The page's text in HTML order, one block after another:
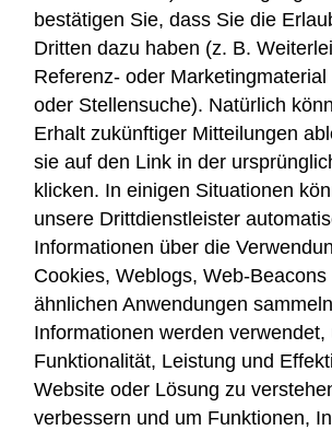
bestätigen Sie, dass Sie die
Dritten dazu haben (z. B.
Referenz- oder
oder Stellensuche). Natürlich
Erhalt zukünftiger Mitteilungen
sie auf den Link in der
klicken. In einigen Situationen
unsere Drittdienstleister
Informationen über die
Cookies, Weblogs, Web-Beacons
ähnlichen Anwendungen
Informationen werden verwendet,
Funktionalität, Leistung und
Website oder Lösung zu
verbessern und um Funktionen,